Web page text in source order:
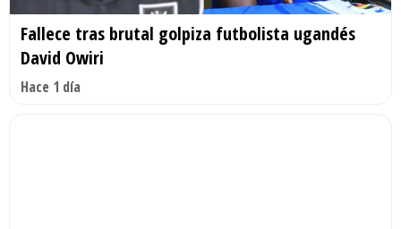
Fallece tras brutal golpiza futbolista ugandés
David Owiri
Hace 1 día